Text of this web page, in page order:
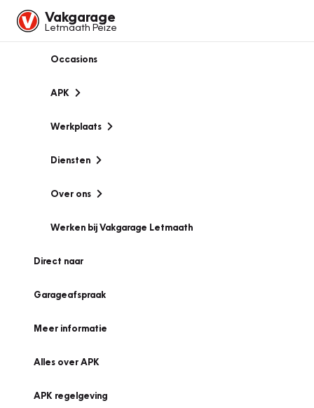
Vakgarage
Letmaath Peize
Occasions
APK
Werkplaats
Diensten
Over ons
Werken bij Vakgarage Letmaath
Direct naar
Garageafspraak
Meer informatie
Alles over APK
APK regelgeving